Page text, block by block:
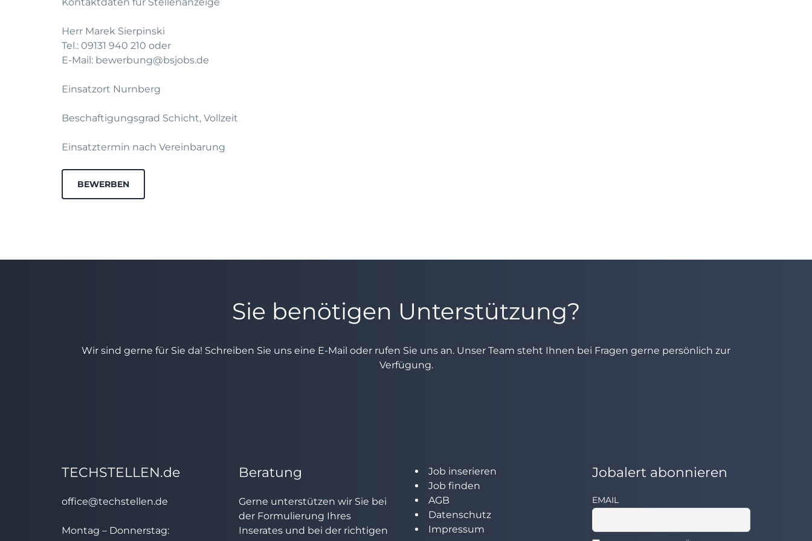
Herr Marek Sierpinski
Tel.: 09131 940 210 oder
E-Mail: bewerbung@bsjobs.de
Einsatzort Nurnberg
Beschaftigungsgrad Schicht, Vollzeit
Einsatztermin nach Vereinbarung
BEWERBEN
Sie benötigen Unterstützung?
Wir sind gerne für Sie da! Schreiben Sie uns eine E-Mail oder rufen Sie uns an. Unser Team steht Ihnen bei Fragen gerne persönlich zur
Verfügung.
TECHSTELLEN.de
office@techstellen.de
Montag – Donnerstag:
Beratung
Gerne unterstützen wir Sie bei
der Formulierung Ihres
Inserates und bei der richtigen
Job inserieren
Job finden
AGB
Datenschutz
Impressum
Jobalert abonnieren
EMAIL